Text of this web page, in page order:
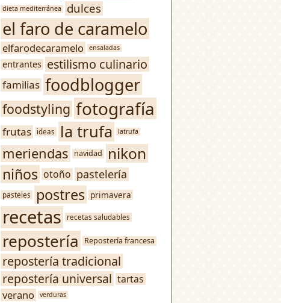
dieta mediterránea dulces
el faro de caramelo
elfarodecaramelo ensaladas
entrantes estilismo culinario
familias foodblogger
foodstyling fotografía
frutas ideas la trufa latrufa
meriendas navidad nikon
niños otoño pastelería
pasteles postres primavera
recetas recetas saludables
repostería Repostería francesa
repostería tradicional
repostería universal tartas
verano verduras